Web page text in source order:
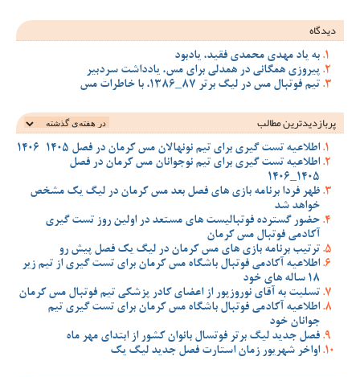
دیدگاه
به یاد مهدی محمدی فقید، یادبود
پیروزی همگانی در همدلی برای مس، یادداشت سردبیر
تیم فوتبال مس در لیگ برتر 87_1386، با خاطرات مس
پربازدیدترین‌ مطالب
اطلاعیه تست گیری برای تیم نونهالان مس کرمان در فصل 1405-1406
اطلاعیه تست گیری برای تیم نوجوانان مس کرمان در فصل
1405_1406
ظهر فردا برنامه بازی های فصل بعد مس کرمان در لیگ یک مشخص
خواهد شد
حضور گسترده فوتبالیست های مستعد در اولین روز تست گیری
آکادمی فوتبال مس کرمان
ترتیب برنامه بازی های مس کرمان در لیگ یک فصل پیش رو
اطلاعیه آکادمی فوتبال باشگاه مس کرمان برای تست گیری از تیم زیر
18 ساله های خود
تسلیت به آقای نوروزپور از اعضای کادر پزشکی تیم فوتبال مس کرمان
اطلاعیه آکادمی فوتبال باشگاه مس کرمان برای تست گیری تیم
جوانان خود
فصل جدید لیگ برتر فوتسال بانوان کشور از ابتدای مهر ماه
اواخر شهریور زمان استارت فصل جدید لیگ یک